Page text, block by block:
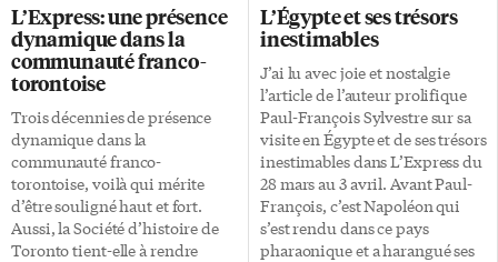
accueillent la nouvelle avec joie,
pensant déjà aux futurs jouets
du nouveau-né. Maintenant,
que faire lorsqu’un enfant naît
et que ses deux parents, […]
poète et écrivain de notre
francophonie qui me tient à
coeur. Il serait heureux de voir
L’Express faire le recensement
des livres de poésie de nos
auteurs et auteures. Au fait, que
le journal accorde à la poésie la
place qu’elle mérite dans ses
pages culturelles. Pouvons-
nous imaginer […]
L’Express: une présence
dynamique dans la
communauté franco-
torontoise
Trois décennies de présence
dynamique dans la
communauté franco-
torontoise, voilà qui mérite
d’être souligné haut et fort.
Aussi, la Société d’histoire de
Toronto tient-elle à rendre
L’Égypte et ses trésors
inestimables
J’ai lu avec joie et nostalgie
l’article de l’auteur prolifique
Paul-François Sylvestre sur sa
visite en Égypte et de ses trésors
inestimables dans L’Express du
28 mars au 3 avril. Avant Paul-
François, c’est Napoléon qui
s’est rendu dans ce pays
pharaonique et a harangué ses